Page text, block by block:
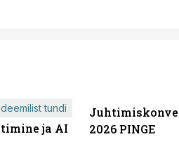
ja AI
tundi
2026 PINGE